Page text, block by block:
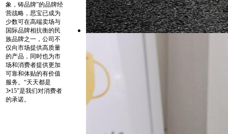
象，铸品牌”的品牌经
营战略，思宝已成为
少数可在高端卖场与
国际品牌相抗衡的民
族品牌之一，公司不
仅向市场提供高质量
的产品，同时也为市
场和消费者提供更加
可靠和体贴的有价值
服务。“天天都是
3•15”是我们对消费者
的承诺。